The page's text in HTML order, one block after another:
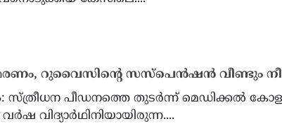
റുവൈസിന്റെ സസ്പെൻഷൻ വീണ്ടും
സ്ത്രീധന പീഡനത്തെ തുടർന്ന് മെഡിക്കൽ
വിദ്യാർഥിനിയായിരുന്ന....